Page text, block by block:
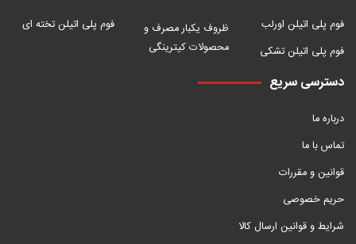
فوم پلی اتیلن اورلب
فوم پلی اتیلن تشکی
ظروف یکبار مصرف و
محصولات کیترینگی
فوم پلی اتیلن تخته ای
دسترسی سریع
درباره ما
تماس با ما
قوانین و مقررات
حریم خصوصی
شرایط و قوانین ارسال کالا